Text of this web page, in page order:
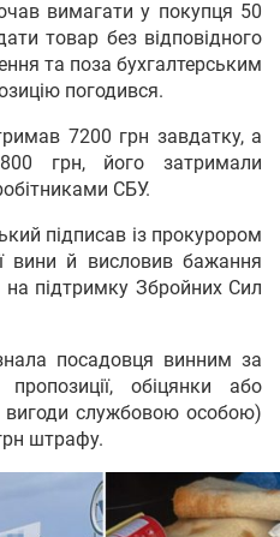
вимагати у покупця 50
товар без відповідного
та поза бухгалтерським
погодився.
7200 грн завдатку, а
грн, його затримали
СБУ.
підписав із прокурором
вини й висловив бажання
на підтримку Збройних Сил
посадовця винним за
обіцянки або
вигоди службовою особою)
штрафу.